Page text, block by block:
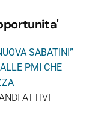
SABATINI”
PMI CHE
ATTIVI